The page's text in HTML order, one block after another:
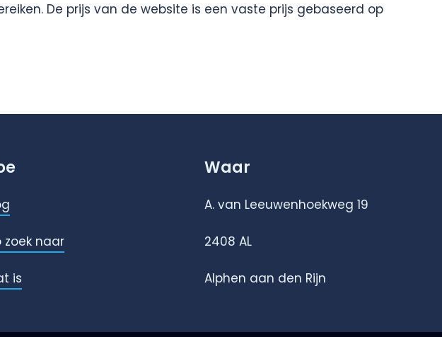
De prijs van de website is een vaste prijs gebaseerd op
zoek naar
is
Waar
A. van Leeuwenhoekweg 19
2408 AL
Alphen aan den Rijn